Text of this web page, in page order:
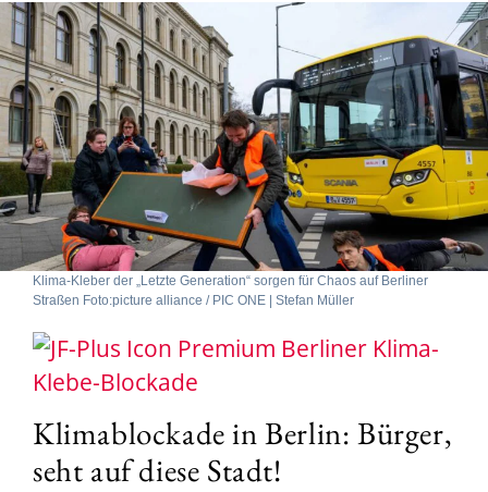
Klima-Kleber der „Letzte Generation“ sorgen für Chaos auf Berliner
Straßen Foto:picture alliance / PIC ONE | Stefan Müller
Berliner Klima-
Klebe-Blockade
Klimablockade in Berlin: Bürger,
seht auf diese Stadt!